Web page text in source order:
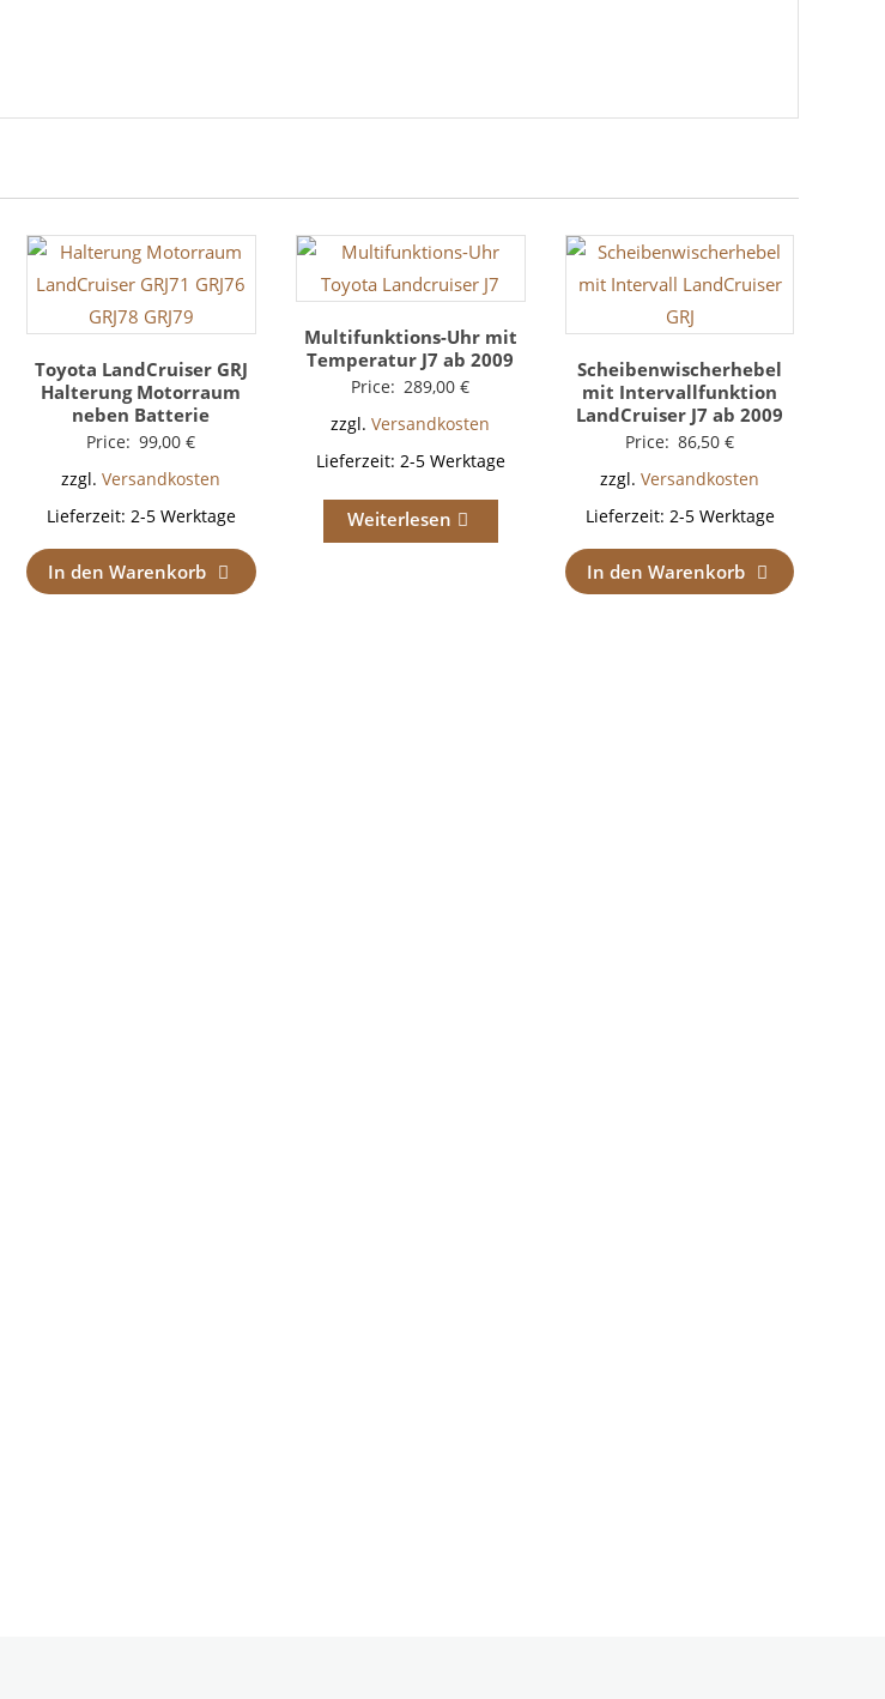
Toyota LandCruiser GRJ
Halterung Motorraum
neben Batterie
Price: 99,00€
zzgl.Versandkosten
Lieferzeit: 2-5 Werktage
In den Warenkorb
Multifunktions-Uhr mit
Temperatur J7 ab 2009
Price: 289,00€
zzgl.Versandkosten
Lieferzeit: 2-5 Werktage
Weiterlesen
Scheibenwischerhebel
mit Intervallfunktion
LandCruiser J7 ab 2009
Price: 86,50€
zzgl.Versandkosten
Lieferzeit: 2-5 Werktage
In den Warenkorb